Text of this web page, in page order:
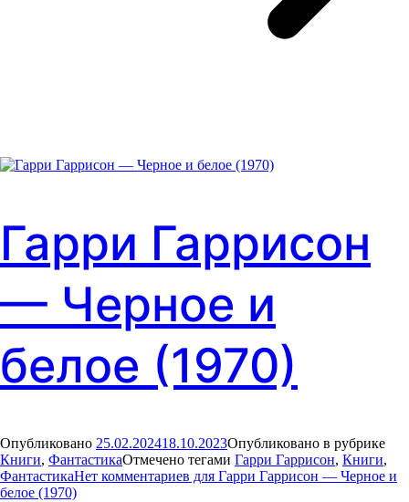
Гарри Гаррисон
— Черное и
белое (1970)
Опубликовано 25.02.202418.10.2023Опубликовано в рубрике
Книги, ФантастикаОтмечено тегами Гарри Гаррисон, Книги,
ФантастикаНет комментариев для Гарри Гаррисон — Черное и
белое (1970)